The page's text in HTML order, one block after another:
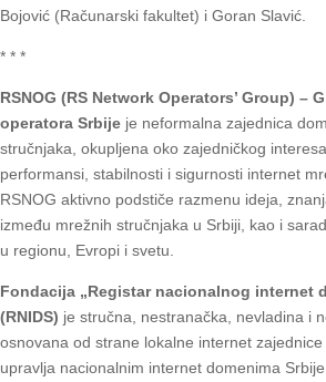
Bojović (Računarski fakultet) i Goran Slavić.
* * *
RSNOG (RS Network Operators’ Group) –
operatora Srbije je neformalna zajednica
stručnjaka, okupljena oko zajedničkog
performansi, stabilnosti i sigurnosti internet
RSNOG aktivno podstiče razmenu ideja,
između mrežnih stručnjaka u Srbiji, kao i
u regionu, Evropi i svetu.
Fondacija „Registar nacionalnog internet
(RNIDS) je stručna, nestranačka, nevladina i
osnovana od strane lokalne internet
upravlja nacionalnim internet domenima